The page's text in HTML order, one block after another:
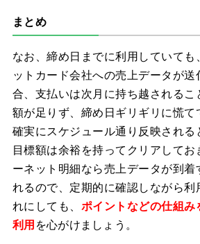
まとめ
なお、締め日までに利用していても
ットカード会社への売上データが
合、支払いは次月に持ち越されるこ
額が足りず、締め日ギリギリに慌て
確実にスケジュール通り反映される
目標額は余裕を持ってクリアしてお
ーネット明細なら売上データが到着
れるので、定期的に確認しながら利
れにしても、 ポイントなどの仕組み
利用 を心がけましょう。